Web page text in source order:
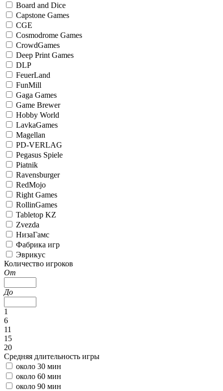
Board and Dice
Capstone Games
CGE
Cosmodrome Games
CrowdGames
Deep Print Games
DLP
FeuerLand
FunMill
Gaga Games
Game Brewer
Hobby World
LavkaGames
Magellan
PD-VERLAG
Pegasus Spiele
Piatnik
Ravensburger
RedMojo
Right Games
RollinGames
Tabletop KZ
Zvezda
НизаГамс
Фабрика игр
Эврикус
Количество игроков
От
До
1
6
11
15
20
Средняя длительность игры
около 30 мин
около 60 мин
около 90 мин